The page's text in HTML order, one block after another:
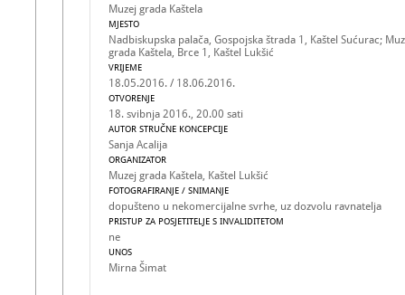
Muzej grada Kaštela
MJESTO
Nadbiskupska palača, Gospojska štrada 1, Kaštel Sućurac;
grada Kaštela, Brce 1, Kaštel Lukšić
VRIJEME
18.05.2016. / 18.06.2016.
OTVORENJE
18. svibnja 2016., 20.00 sati
AUTOR STRUČNE KONCEPCIJE
Sanja Acalija
ORGANIZATOR
Muzej grada Kaštela, Kaštel Lukšić
FOTOGRAFIRANJE / SNIMANJE
dopušteno u nekomercijalne svrhe, uz dozvolu ravnatelja
PRISTUP ZA POSJETITELJE S INVALIDITETOM
ne
UNOS
Mirna Šimat